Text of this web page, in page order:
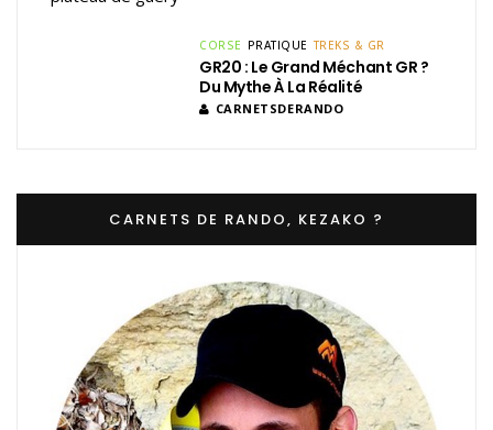
CORSE PRATIQUE TREKS & GR
GR20 : Le Grand Méchant GR ?
Du Mythe À La Réalité
CARNETSDERANDO
CARNETS DE RANDO, KEZAKO ?